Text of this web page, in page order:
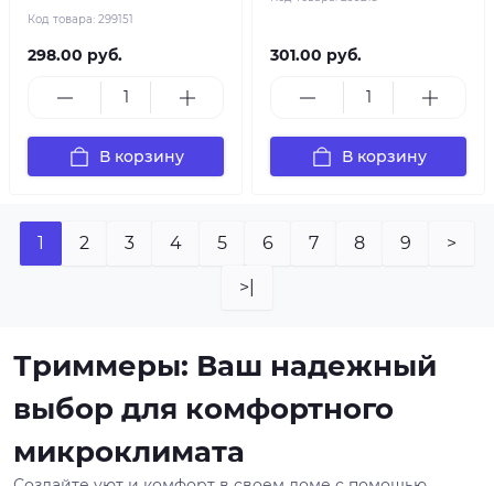
Код товара: 299151
298.00 руб.
В корзину
301.00 руб.
В корзину
1 2 3 4 5 6 7 8 9 >
>|
Триммеры: Ваш надежный
выбор для комфортного
микроклимата